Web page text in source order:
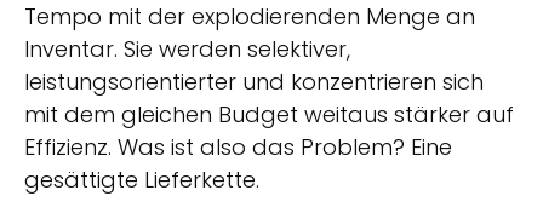
Tempo mit der explodierenden Menge an
Inventar. Sie werden selektiver,
leistungsorientierter und konzentrieren sich
mit dem gleichen Budget weitaus stärker auf
Effizienz. Was ist also das Problem? Eine
gesättigte Lieferkette.